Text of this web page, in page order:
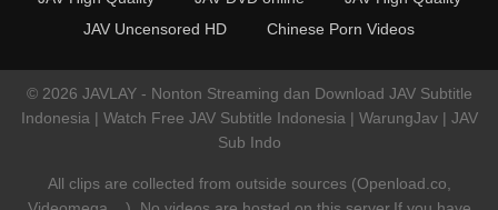
JAV Uncensored HD
Chinese Porn Videos
© 2026 JAVLAY - Nonton Streaming dan Download JAV Subtitle
Indonesia | Watch Free JAV Subtitle Indonesia | WarungJav | JAV
Sub Indo
All clips are collected from outside sources (Openload.co,